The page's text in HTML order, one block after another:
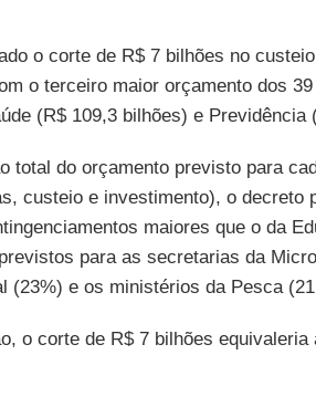
o corte de R$ 7 bilhões no
o terceiro maior orçamento dos
(R$ 109,3 bilhões) e Previdência
total do orçamento previsto para
custeio e investimento), o decreto
maiores que o da
para as secretarias da
(23%) e os ministérios da Pesca
o corte de R$ 7 bilhões equivaleria